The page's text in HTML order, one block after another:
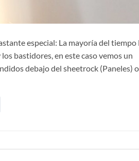
especial: La mayoría del tiempo
bastidores, en este caso vemos un
debajo del sheetrock (Paneles) o